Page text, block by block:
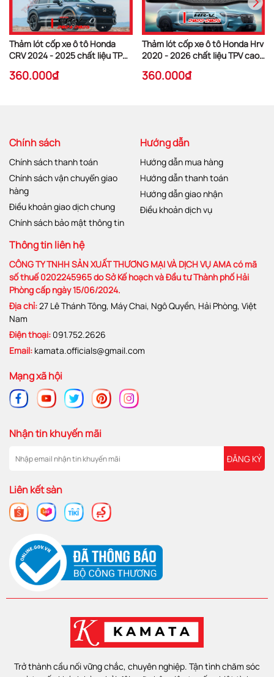
Thảm lót cốp xe ô tô Honda
CRV 2024 - 2025 chất liệu TPV
360.000₫
Thảm lót cốp xe ô tô Honda Hrv
2020 - 2026 chất liệu TPV cao
360.000₫
Chính sách
Chính sách thanh toán
Chính sách vận chuyển giao
hàng
Điều khoản giao dịch chung
Chính sách bảo mật thông tin
Hướng dẫn
Hướng dẫn mua hàng
Hướng dẫn thanh toán
Hướng dẫn giao nhận
Điều khoản dịch vụ
Thông tin liên hệ
CÔNG TY TNHH SẢN XUẤT THƯƠNG MẠI VÀ DỊCH VỤ AMA có mã
số thuế 0202245965 do Sở Kế hoạch và Đầu tư Thành phố Hải
Phòng cấp ngày 15/06/2024.
Địa chỉ:27 Lê Thánh Tông, Máy Chai, Ngô Quyền, Hải Phòng, Việt
Nam
Điện thoại: 091.752.2626
Email: kamata.officials@gmail.com
Mạng xã hội
Nhận tin khuyến mãi
ĐĂNG KÝ
Liên kết sàn
Trở thành cầu nối vững chắc, chuyên nghiệp. Tận tình chăm sóc